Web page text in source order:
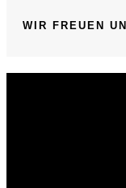
WIR FREUEN